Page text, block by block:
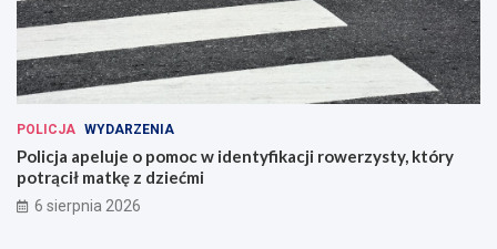
POLICJA WYDARZENIA
Policja apeluje o pomoc w identyfikacji rowerzysty, który
potrącił matkę z dziećmi
6 sierpnia 2026